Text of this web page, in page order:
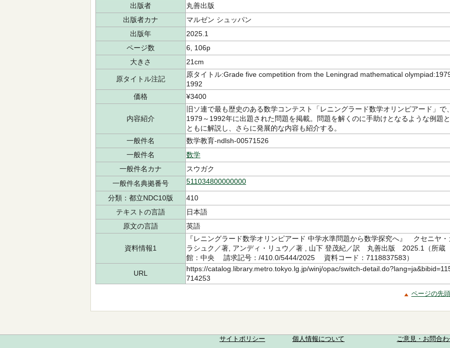
出版者
丸善出版
出版者カナ
マルゼン シュッパン
出版年
2025.1
ページ数
6, 106p
大きさ
21cm
原タイトル注記
原タイトル:Grade five competition from the Leningrad mathematical
1992
価格
¥3400
内容紹介
旧ソ連で最も歴史のある数学コンテスト「レニングラード数学オリンピアード」で
1979～1992年に出題された問題を掲載。問題を解くのに手助けとなるような例題と
ともに解説し、さらに発展的な内容も紹介する。
一般件名
数学教育-ndlsh-00571526
一般件名
数学
一般件名カナ
スウガク
一般件名典拠番号
511034800000000
分類：都立NDC10版
410
テキストの言語
日本語
原文の言語
英語
資料情報1
『レニングラード数学オリンピアード 中学水準問題から数学探究へ』 クセニヤ・
ラシュク／著, アンディ・リュウ／著 , 山下 登茂紀／訳 丸善出版 2025.1（所蔵
館：中央 請求記号：/410.0/5444/2025 資料コード：7118837583）
URL
https://catalog.library.metro.tokyo.lg.jp/winj/opac/switch-
714253
ページの先
サイトポリシー 個人情報について ご意見・お問合